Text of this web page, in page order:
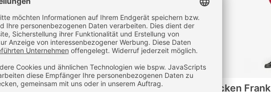
Damen-Hybrid-Jacken Norit FHB Jacken Frank